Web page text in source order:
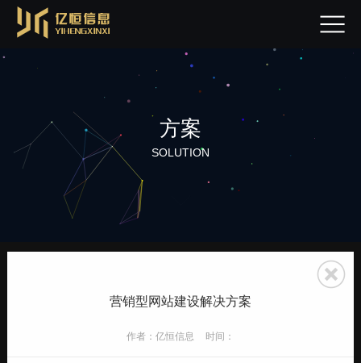
方案
SOLUTION
营销型网站建设解决方案
作者：亿恒信息 时间：